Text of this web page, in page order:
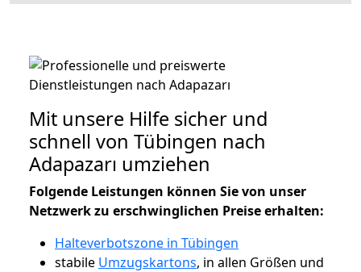
Mit unsere Hilfe sicher und
schnell von Tübingen nach
Adapazarı umziehen
Folgende Leistungen können Sie von unser
Netzwerk zu erschwinglichen Preise erhalten:
Halteverbotszone in Tübingen
stabile Umzugskartons, in allen Größen und